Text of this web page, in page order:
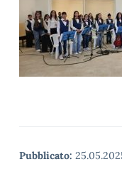
Pubblicato: